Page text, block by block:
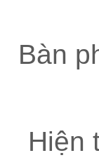
Bàn
Hiện